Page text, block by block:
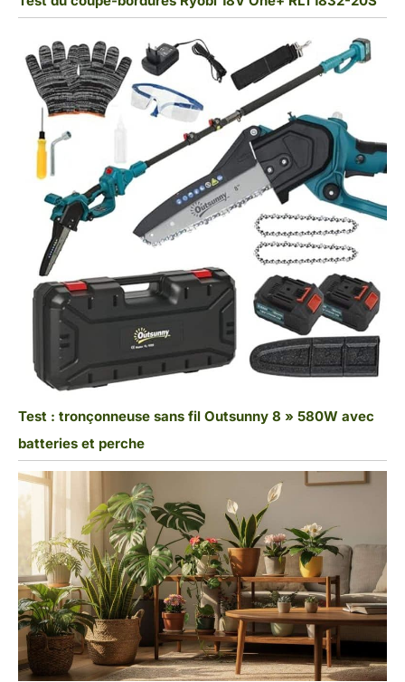
Test : tronçonneuse sans fil Outsunny 8 » 580W avec
batteries et perche